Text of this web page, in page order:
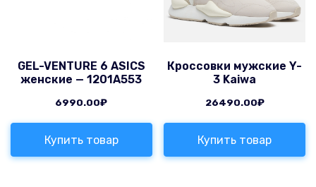
GEL-VENTURE 6 ASICS
женские — 1201A553
6990.00₽
Купить товар
Кроссовки мужские Y-
3 Kaiwa
26490.00₽
Купить товар